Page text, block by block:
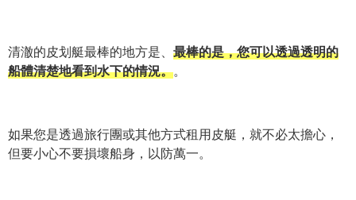
清澈的皮划艇最棒的地方是、 最棒的是，您可以透過透明的
船體清楚地看到水下的情況。。
如果您是透過旅行團或其他方式租用皮艇，就不必太擔心，
但要小心不要損壞船身，以防萬一。